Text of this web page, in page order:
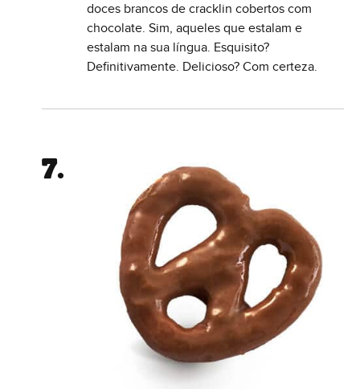
doces brancos de cracklin cobertos com
chocolate. Sim, aqueles que estalam e
estalam na sua língua. Esquisito?
Definitivamente. Delicioso? Com certeza.